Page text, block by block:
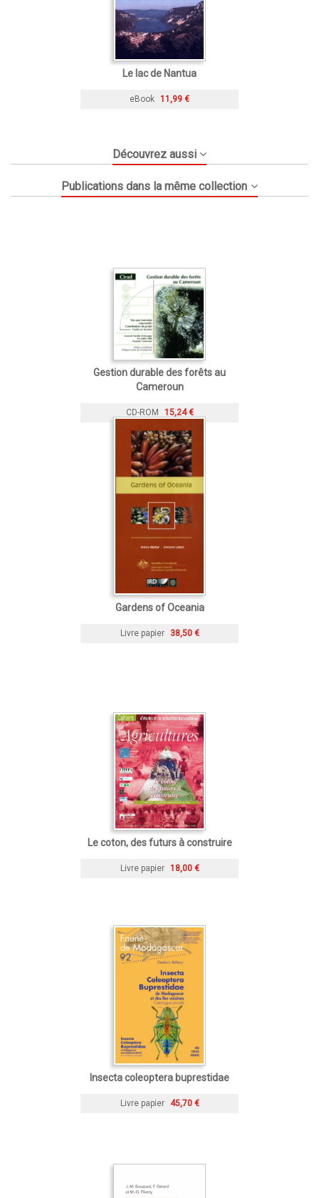
Le lac de Nantua
eBook 11,99 €
Découvrez aussi
Publications dans la même collection
Gestion durable des forêts au
Cameroun
CD-ROM 15,24 €
Gardens of Oceania
Livre papier 38,50 €
Le coton, des futurs à construire
Livre papier 18,00 €
Insecta coleoptera buprestidae
Livre papier 45,70 €